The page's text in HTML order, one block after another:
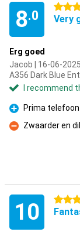
8.0
4 stars
Very
Erg goed
Jacob | 16-06-
A356 Dark Blue
I recommend
Pro
Prima
Con
Zwaarder en
10 5 stars